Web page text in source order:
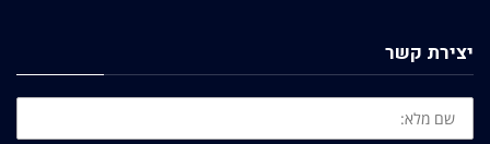
יצירת קשר
שם
מלא: